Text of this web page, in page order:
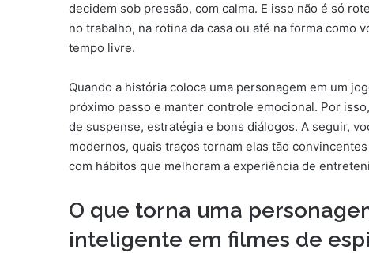
decidem sob pressão, com calma. E isso não é só
no trabalho, na rotina da casa ou até na forma como
tempo livre.
Quando a história coloca uma personagem em um
próximo passo e manter controle emocional. Por
de suspense, estratégia e bons diálogos. A seguir,
modernos, quais traços tornam elas tão
com hábitos que melhoram a experiência de
O que torna uma
inteligente em filmes de